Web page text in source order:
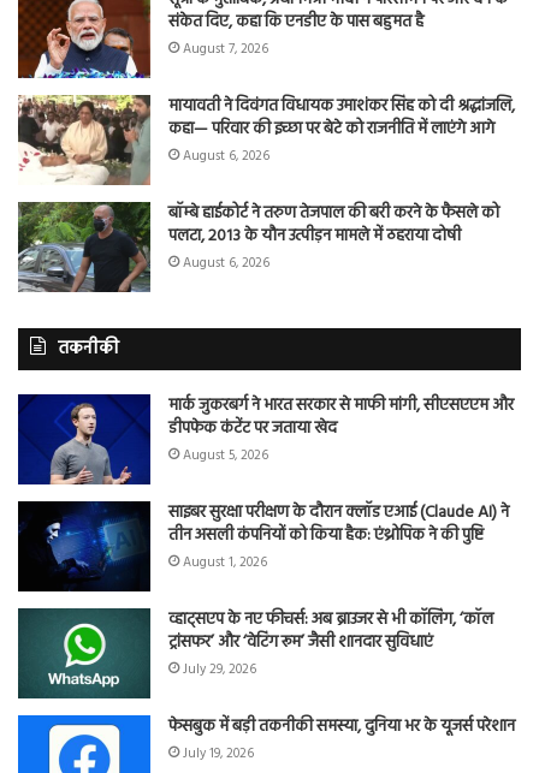
संकेत दिए, कहा कि एनडीए के पास बहुमत है
August 7, 2026
मायावती ने दिवंगत विधायक उमाशंकर सिंह को दी श्रद्धांजलि,
कहा— परिवार की इच्छा पर बेटे को राजनीति में लाएंगे आगे
August 6, 2026
बॉम्बे हाईकोर्ट ने तरुण तेजपाल की बरी करने के फैसले को
पलटा, 2013 के यौन उत्पीड़न मामले में ठहराया दोषी
August 6, 2026
तकनीकी
मार्क जुकरबर्ग ने भारत सरकार से माफी मांगी, सीएसएएम और
डीपफेक कंटेंट पर जताया खेद
August 5, 2026
साइबर सुरक्षा परीक्षण के दौरान क्लॉड एआई (Claude AI) ने
तीन असली कंपनियों को किया हैक: एंथ्रोपिक ने की पुष्टि
August 1, 2026
व्हाट्सएप के नए फीचर्स: अब ब्राउजर से भी कॉलिंग, ‘कॉल
ट्रांसफर’ और ‘वेटिंग रूम’ जैसी शानदार सुविधाएं
July 29, 2026
फेसबुक में बड़ी तकनीकी समस्या, दुनिया भर के यूजर्स परेशान
July 19, 2026